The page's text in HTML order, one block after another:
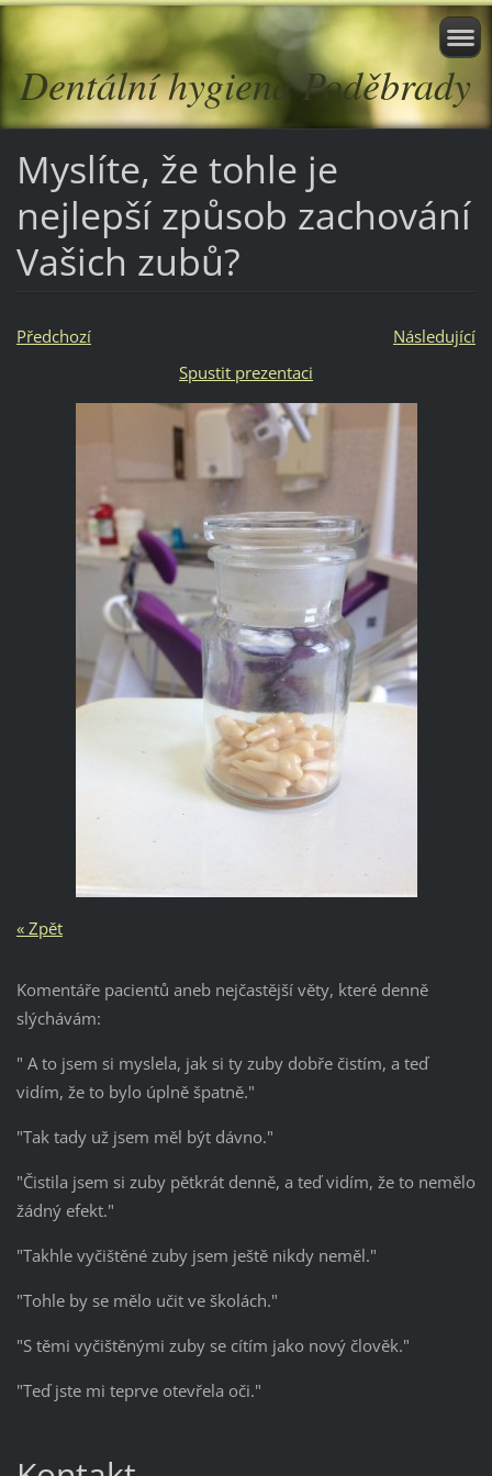
Dentální hygiena Poděbrady
Myslíte, že tohle je
nejlepší způsob zachování
Vašich zubů?
Předchozí
Následující
Spustit prezentaci
« Zpět
Komentáře pacientů aneb nejčastější věty, které denně
slýchávám:
" A to jsem si myslela, jak si ty zuby dobře čistím, a teď
vidím, že to bylo úplně špatně."
"Tak tady už jsem měl být dávno."
"Čistila jsem si zuby pětkrát denně, a teď vidím, že to nemělo
žádný efekt."
"Takhle vyčištěné zuby jsem ještě nikdy neměl."
"Tohle by se mělo učit ve školách."
"S těmi vyčištěnými zuby se cítím jako nový člověk."
"Teď jste mi teprve otevřela oči."